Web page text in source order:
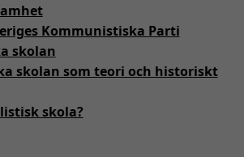
Kommunistiska Parti
skolan
skolan som teori och historiskt
skola?